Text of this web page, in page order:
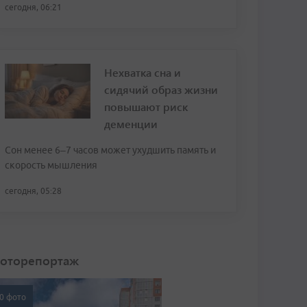
сегодня, 06:21
Нехватка сна и
сидячий образ жизни
повышают риск
деменции
Сон менее 6–7 часов может ухудшить память и
скорость мышления
сегодня, 05:28
фото